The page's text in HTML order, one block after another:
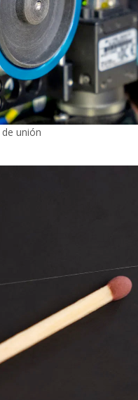
unión